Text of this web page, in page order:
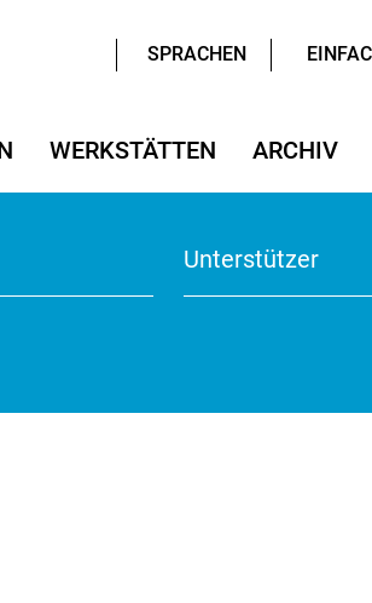
SPRACHEN
Sprachen Wissenschaften
WERKSTÄTTEN
Sprachen Wissenschaften
ARCHIV
Nine
Unterstützer